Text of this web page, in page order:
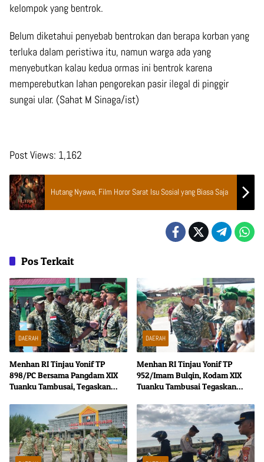
kelompok yang bentrok.
Belum diketahui penyebab bentrokan dan berapa korban yang
terluka dalam peristiwa itu, namun warga ada yang
menyebutkan kalau kedua ormas ini bentrok karena
memperebutkan lahan pengorekan pasir ilegal di pinggir
sungai ular. (Sahat M Sinaga/ist)
Post Views: 1,162
Hutang Nyawa, Film Horor Sarat Isu Sosial yang Biasa Saja
Pos Terkait
DAERAH
Menhan RI Tinjau Yonif TP
898/PC Bersama Pangdam XIX
Tuanku Tambusai, Tegaskan
DAERAH
Menhan RI Tinjau Yonif TP
952/Imam Bulqin, Kodam XIX
Tuanku Tambusai Tegaskan